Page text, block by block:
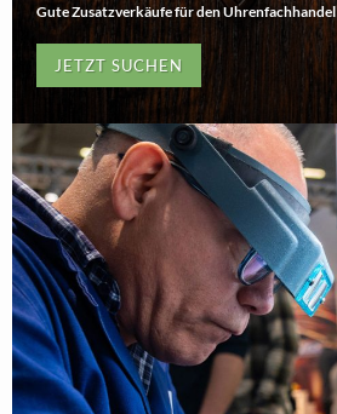
Gute Zusatzverkäufe für den Uhrenfachhandel
JETZT SUCHEN